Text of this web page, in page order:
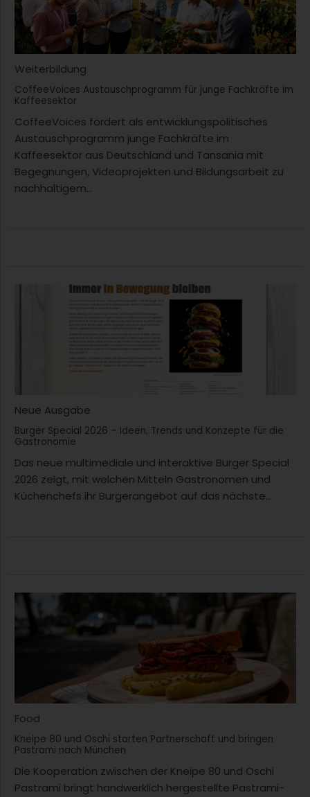
Weiterbildung
CoffeeVoices Austauschprogramm für junge Fachkräfte im
Kaffeesektor
CoffeeVoices fördert als entwicklungspolitisches
Austauschprogramm junge Fachkräfte im
Kaffeesektor aus Deutschland und Tansania mit
Begegnungen, Videoprojekten und Bildungsarbeit zu
nachhaltigem...
Neue Ausgabe
Burger Special 2026 – Ideen, Trends und Konzepte für die
Gastronomie
Das neue multimediale und interaktive Burger Special
2026 zeigt, mit welchen Mitteln Gastronomen und
Küchenchefs ihr Burgerangebot auf das nächste...
Food
Kneipe 80 und Oschi starten Partnerschaft und bringen
Pastrami nach München
Die Kooperation zwischen der Kneipe 80 und Oschi
Pastrami bringt handwerklich hergestellte Pastrami-